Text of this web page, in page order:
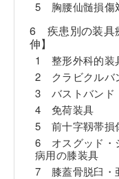
5 胸腰仙髄損傷
6 疾患別の装具
伸】
1 整形外科的装
2 クラビクルバ
3 バストバンド
4 免荷装具
5 前十字靱帯損
6 オスグッド・
病用の膝装具
7 膝蓋骨脱臼・